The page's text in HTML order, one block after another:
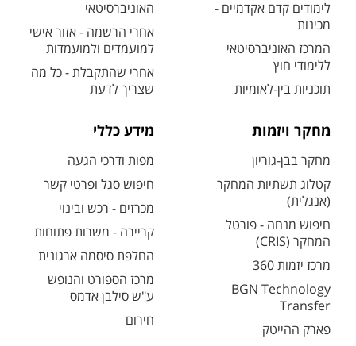
לימודים קדם אקדמיים -
מכינות
המרכז האוניברסיטאי
ללימודי חוץ
תוכניות בין-לאומיות
האוניברסיטאי
אחרי הרשמה - אזור אישי
למועמדים ולמועמדות
אחרי שהתקבלת - כל מה
שצריך לדעת
מחקר ויזמות
מחקר בבן-גוריון
קטלוג תשתיות המחקר
(אנגלית)
חיפוש מנחה - פורטל
המחקר (CRIS)
מרכז יזמות 360
BGN Technology
Transfer
פארק ההייטק
מידע כללי
מפות ודרכי הגעה
חיפוש סגל ופרטי קשר
מכרזים - רכש ובינוי
קריירה - משרות פתוחות
החלפת סיסמה ארגונית
מרכז הספורט והנופש
ע"ש סילבן אדמס
חירום